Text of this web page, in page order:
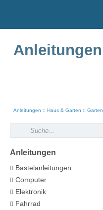
Anleitungen
Anleitungen Haus & Garten Garten
Anleitungen
Bastelanleitungen
Computer
Elektronik
Fahrrad